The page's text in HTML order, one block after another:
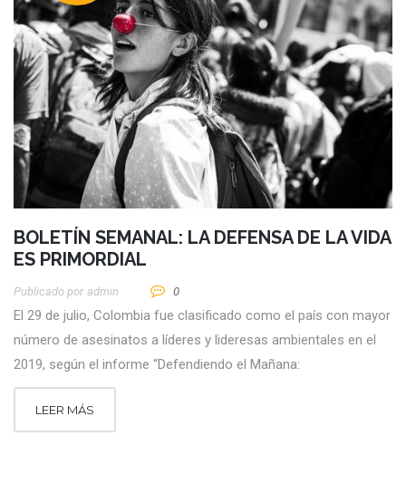
BOLETÍN SEMANAL: LA DEFENSA DE LA VIDA
ES PRIMORDIAL
Publicado por Admin 0
El 29 de julio, Colombia fue clasificado como el país con mayor
número de asesinatos a líderes y lideresas ambientales en el
2019, según el informe “Defendiendo el Mañana:
LEER MÁS